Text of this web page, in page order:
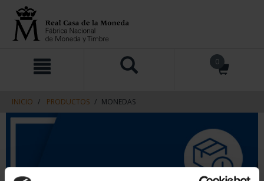
contenido
navegacin
0
INICIO PRODUCTOS MONEDAS